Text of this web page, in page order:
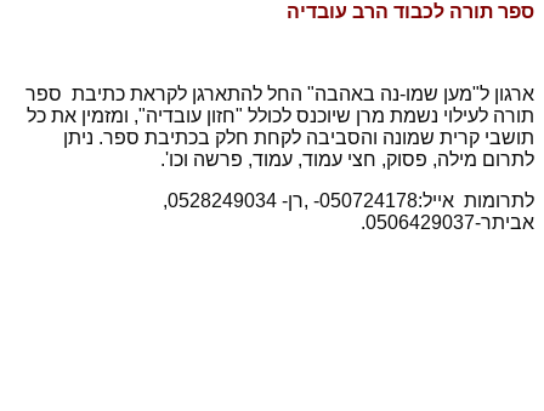
ספר תורה לכבוד הרב עובדיה
ארגון ל"מען שמו-נה באהבה" החל להתארגן לקראת כתיבת ספר
תורה לעילוי נשמת מרן שיוכנס לכולל "חזון עובדיה", ומזמין את כל
תושבי קרית שמונה והסביבה לקחת חלק בכתיבת ספר. ניתן
לתרום מילה, פסוק, חצי עמוד, עמוד, פרשה וכו'.
לתרומות אייל:050724178- ,רן- 0528249034,
אביתר-0506429037.